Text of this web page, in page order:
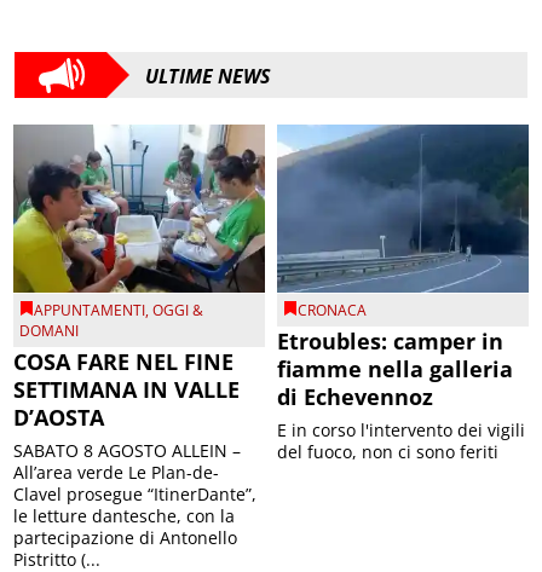
ULTIME NEWS
APPUNTAMENTI,OGGI &
DOMANI
COSA FARE NEL FINE
SETTIMANA IN VALLE
D’AOSTA
SABATO 8 AGOSTO ALLEIN –
All’area verde Le Plan-de-
Clavel prosegue “ItinerDante”,
le letture dantesche, con la
partecipazione di Antonello
Pistritto (...
CRONACA
Etroubles: camper in
fiamme nella galleria
di Echevennoz
E in corso l'intervento dei vigili
del fuoco, non ci sono feriti